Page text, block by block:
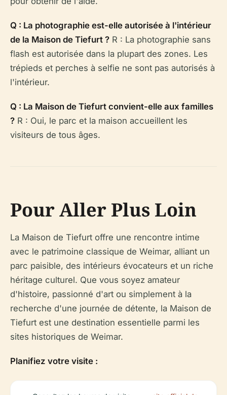
Q : La photographie est-elle autorisée à l'intérieur
de la Maison de Tiefurt ? R : La photographie sans
flash est autorisée dans la plupart des zones. Les
trépieds et perches à selfie ne sont pas autorisés à
l'intérieur.
Q : La Maison de Tiefurt convient-elle aux familles
? R : Oui, le parc et la maison accueillent les
visiteurs de tous âges.
Pour Aller Plus Loin
La Maison de Tiefurt offre une rencontre intime
avec le patrimoine classique de Weimar, alliant un
parc paisible, des intérieurs évocateurs et un riche
héritage culturel. Que vous soyez amateur
d'histoire, passionné d'art ou simplement à la
recherche d'une journée de détente, la Maison de
Tiefurt est une destination essentielle parmi les
sites historiques de Weimar.
Planifiez votre visite :